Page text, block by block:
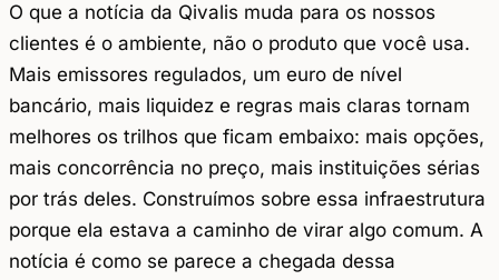
O que a notícia da Qivalis muda para os nossos
clientes é o ambiente, não o produto que você usa.
Mais emissores regulados, um euro de nível
bancário, mais liquidez e regras mais claras tornam
melhores os trilhos que ficam embaixo: mais opções,
mais concorrência no preço, mais instituições sérias
por trás deles. Construímos sobre essa infraestrutura
porque ela estava a caminho de virar algo comum. A
notícia é como se parece a chegada dessa